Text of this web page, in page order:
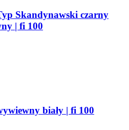
Skandynawski czarny
| fi 100
biały | fi 100